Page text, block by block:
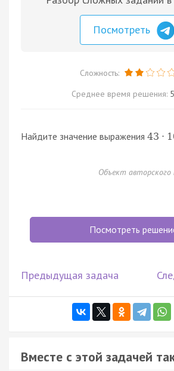
Посмотреть
Сложность:
Среднее время решения:
Найдите значение выражения 43 ·
Объект авторского
Посмотреть
Предыдущая задача
Вместе с этой задачей